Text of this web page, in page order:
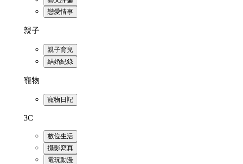
戀愛情事
親子
親子育兒
結婚紀錄
寵物
寵物日記
3C
數位生活
攝影寫真
電玩動漫